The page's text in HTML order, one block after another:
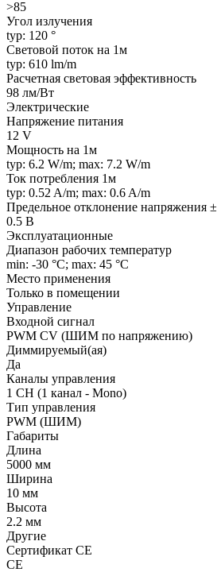
>85
Угол излучения
typ: 120 °
Световой поток на 1м
typ: 610 lm/m
Расчетная световая эффективность
98 лм/Вт
Электрические
Напряжение питания
12 V
Мощность на 1м
typ: 6.2 W/m; max: 7.2 W/m
Ток потребления 1м
typ: 0.52 A/m; max: 0.6 A/m
Предельное отклонение напряжения ±
0.5 В
Эксплуатационные
Диапазон рабочих температур
min: -30 °C; max: 45 °C
Место применения
Только в помещении
Управление
Входной сигнал
PWM СV (ШИМ по напряжению)
Диммируемый(ая)
Да
Каналы управления
1 CH (1 канал - Mono)
Тип управления
PWM (ШИМ)
Габариты
Длина
5000 мм
Ширина
10 мм
Высота
2.2 мм
Другие
Сертификат CE
CE